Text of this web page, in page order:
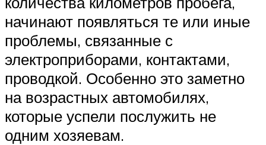
начинают появляться те или иные
проблемы, связанные с
электроприборами, контактами,
проводкой. Особенно это заметно
на возрастных автомобилях,
которые успели послужить не
одним хозяевам.